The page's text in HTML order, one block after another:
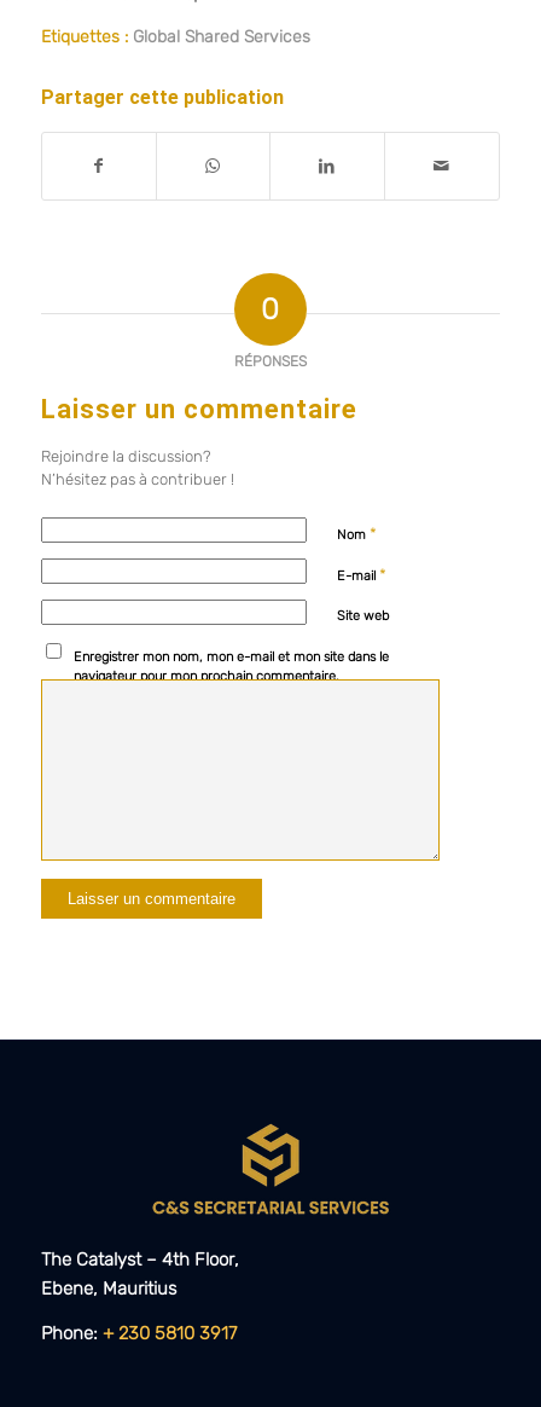
Etiquettes : Global Shared Services
Partager cette publication
0
RÉPONSES
Laisser un commentaire
Rejoindre la discussion?
N’hésitez pas à contribuer !
Nom *
E-mail *
Site web
Enregistrer mon nom, mon e-mail et mon site dans le
navigateur pour mon prochain commentaire.
The Catalyst – 4th Floor,
Ebene, Mauritius​​
Phone: + 230 5810 3917